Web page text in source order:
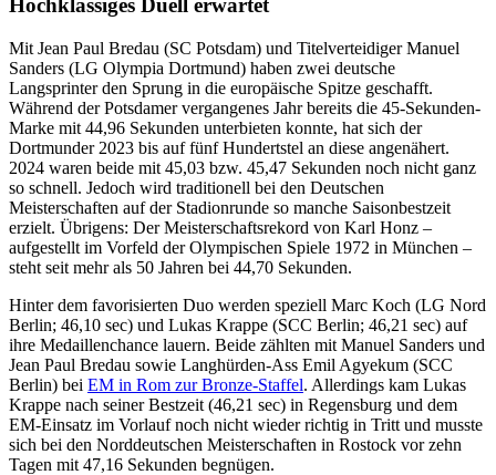
Hochklassiges Duell erwartet
Mit Jean Paul Bredau (SC Potsdam) und Titelverteidiger Manuel
Sanders (LG Olympia Dortmund) haben zwei deutsche
Langsprinter den Sprung in die europäische Spitze geschafft.
Während der Potsdamer vergangenes Jahr bereits die 45-Sekunden-
Marke mit 44,96 Sekunden unterbieten konnte, hat sich der
Dortmunder 2023 bis auf fünf Hundertstel an diese angenähert.
2024 waren beide mit 45,03 bzw. 45,47 Sekunden noch nicht ganz
so schnell. Jedoch wird traditionell bei den Deutschen
Meisterschaften auf der Stadionrunde so manche Saisonbestzeit
erzielt. Übrigens: Der Meisterschaftsrekord von Karl Honz –
aufgestellt im Vorfeld der Olympischen Spiele 1972 in München –
steht seit mehr als 50 Jahren bei 44,70 Sekunden.
Hinter dem favorisierten Duo werden speziell Marc Koch (LG Nord
Berlin; 46,10 sec) und Lukas Krappe (SCC Berlin; 46,21 sec) auf
ihre Medaillenchance lauern. Beide zählten mit Manuel Sanders und
Jean Paul Bredau sowie Langhürden-Ass Emil Agyekum (SCC
Berlin) bei EM in Rom zur Bronze-Staffel. Allerdings kam Lukas
Krappe nach seiner Bestzeit (46,21 sec) in Regensburg und dem
EM-Einsatz im Vorlauf noch nicht wieder richtig in Tritt und musste
sich bei den Norddeutschen Meisterschaften in Rostock vor zehn
Tagen mit 47,16 Sekunden begnügen.